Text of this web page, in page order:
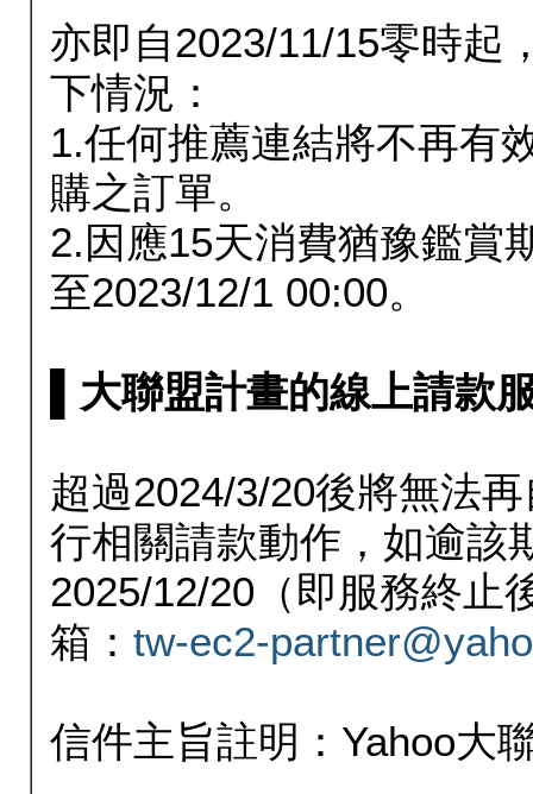
亦即自2023/11/15零時起
下情況：
1.任何推薦連結將不再有
購之訂單。
2.因應15天消費猶豫鑑賞
至2023/12/1 00:00。
▌大聯盟計畫的線上請款
超過2024/3/20後將無法
行相關請款動作，如逾該
2025/12/20（即服務終止
箱： tw-ec2-
信件主旨註明：Yahoo大